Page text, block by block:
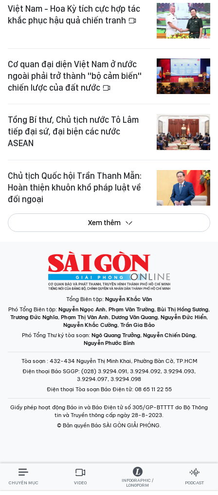
Việt Nam - Hoa Kỳ tích cực hợp tác
khắc phục hậu quả chiến tranh
Cơ quan đại diện Việt Nam ở nước
ngoài phải trở thành "bộ cảm biến"
chiến lược của đất nước
Tổng Bí thư, Chủ tịch nước Tô Lâm
tiếp đại sứ, đại biện các nước
ASEAN
Chủ tịch Quốc hội Trần Thanh Mẫn:
Hoàn thiện khuôn khổ pháp luật về
đối ngoại
Xem thêm
Tổng Biên tập: Nguyễn Khắc Văn
Phó Tổng Biên tập: Nguyễn Ngọc Anh, Phạm Văn Trường, Bùi Thị Hồng Sương,
Trương Đức Nghĩa, Phạm Thị Vân Anh, Dương Văn Quang, Nguyễn Đức Hiển,
Nguyễn Khắc Cường, Trần Gia Bảo
Phó Tổng Thư ký tòa soạn: Ngô Quang Trưởng, Nguyễn Chiến Dũng,
Nguyễn Phước Bình
Tòa soạn : 432-434 Nguyễn Thị Minh Khai, Phường Bàn Cờ, TP.HCM
Điện thoại Báo SGGP: (028) 3.9294.091, 3.9294.092, 3.9294.093,
3.9294.097, 3.9294.098
Điện thoại Tòa soạn Báo Điện tử: 08 65 11 22 55
Giấy phép hoạt động Báo in và Báo Điện tử số 305/GP-BTTTT do Bộ Thông
tin và Truyền thông cấp ngày 28-8-2023.
© Bản quyền Báo SÀI GÒN GIẢI PHÓNG.
CHUYÊN MỤC VIDEO
INFOGRAPHIC /
LONGFORM
PODCAST